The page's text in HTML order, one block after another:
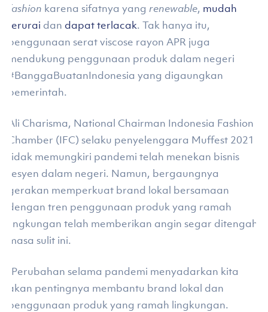
fashion karena sifatnya yang renewable, mudah
terurai dan dapat terlacak. Tak hanya itu,
penggunaan serat viscose rayon APR juga
mendukung penggunaan produk dalam negeri
#BanggaBuatanIndonesia yang digaungkan
pemerintah.
Ali Charisma, National Chairman Indonesia Fashion
Chamber (IFC) selaku penyelenggara Muffest 2021
tidak memungkiri pandemi telah menekan bisnis
fesyen dalam negeri. Namun, bergaungnya
gerakan memperkuat brand lokal bersamaan
dengan tren penggunaan produk yang ramah
lingkungan telah memberikan angin segar ditengah
masa sulit ini.
“Perubahan selama pandemi menyadarkan kita
akan pentingnya membantu brand lokal dan
penggunaan produk yang ramah lingkungan.